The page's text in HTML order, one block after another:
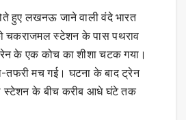
हुए लखनऊ जाने वाली वंदे भारत
चकराजमल स्टेशन के पास पथराव
के एक कोच का शीशा चटक गया।
तफरी मच गई। घटना के बाद ट्रेन
स्टेशन के बीच करीब आधे घंटे तक